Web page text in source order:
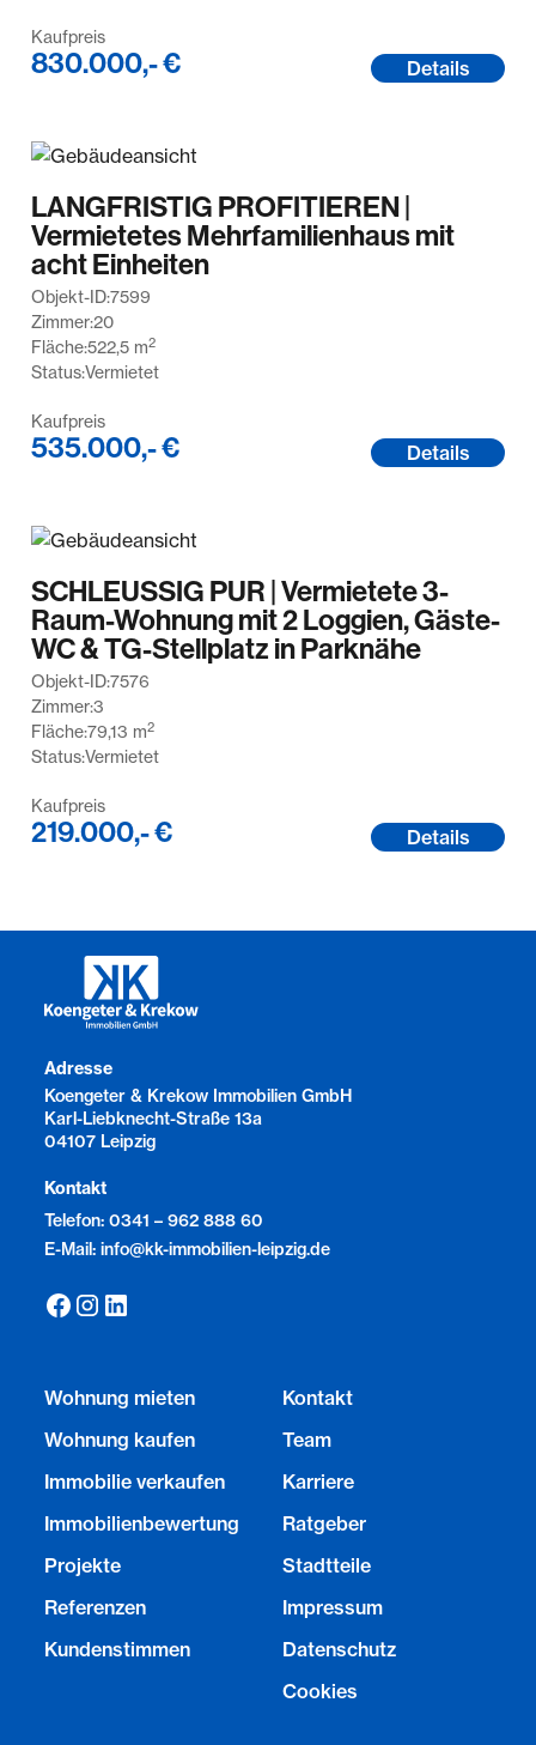
Kaufpreis
830.000,- € Details
LANGFRISTIG PROFITIEREN |
Vermietetes Mehrfamilienhaus mit
acht Einheiten
Objekt-ID:7599
Zimmer:20
Fläche:522,5 m2
Status:Vermietet
Kaufpreis
535.000,- € Details
SCHLEUSSIG PUR | Vermietete 3-
Raum-Wohnung mit 2 Loggien, Gäste-
WC & TG-Stellplatz in Parknähe
Objekt-ID:7576
Zimmer:3
Fläche:79,13 m2
Status:Vermietet
Kaufpreis
219.000,- € Details
Adresse
Koengeter & Krekow Immobilien GmbH
Karl-Liebknecht-Straße 13a
04107 Leipzig
Kontakt
Telefon: 0341 – 962 888 60
E-Mail: info@kk-immobilien-leipzig.de
Wohnung mieten
Wohnung kaufen
Immobilie verkaufen
Immobilienbewertung
Projekte
Referenzen
Kundenstimmen
Kontakt
Team
Karriere
Ratgeber
Stadtteile
Impressum
Datenschutz
Cookies